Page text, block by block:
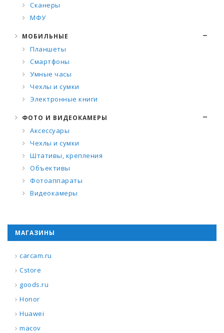
Сканеры
МФУ
МОБИЛЬНЫЕ
Планшеты
Смартфоны
Умные часы
Чехлы и сумки
Электронные книги
ФОТО И ВИДЕОКАМЕРЫ
Аксессуары
Чехлы и сумки
Штативы, крепления
Объективы
Фотоаппараты
Видеокамеры
МАГАЗИНЫ
carcam.ru
Cstore
goods.ru
Honor
Huawei
macov